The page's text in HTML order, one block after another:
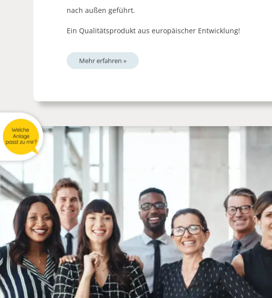
nach außen geführt.
Ein Qualitätsprodukt aus europäischer Entwicklung!
Mehr erfahren »